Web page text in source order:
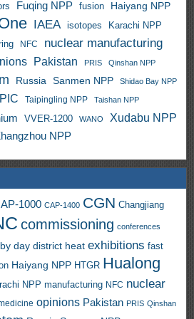
Fuqing NPP fusion Haiyang NPP
IAEA isotopes Karachi NPP
NFC nuclear manufacturing
Pakistan PRIS Qinshan NPP
Russia Sanmen NPP Shidao Bay NPP
Taipingling NPP Taishan NPP
VVER-1200 WANO
Xudabu NPP
NPP
1000 CAP-1400 CGN Changjiang
commissioning conferences
day district heat exhibitions fast
Haiyang NPP HTGR Hualong
NPP manufacturing NFC nuclear
opinions Pakistan PRIS Qinshan